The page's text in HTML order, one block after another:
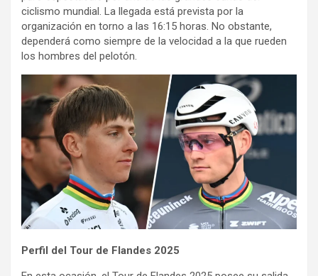
ciclismo mundial. La llegada está prevista por la
organización en torno a las 16:15 horas. No obstante,
dependerá como siempre de la velocidad a la que rueden
los hombres del pelotón.
Perfil del Tour de Flandes 2025